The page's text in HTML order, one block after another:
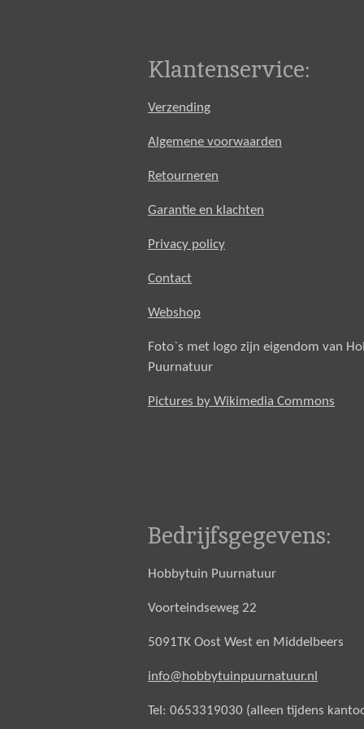
Klantenservice:
Verzending
Algemene voorwaarden
Retourneren
Garantie en klachten
Privacy policy
Contact
Webshop
Foto`s met logo zijn eigendom van
Puurnatuur
Pictures by Wikimedia Commons
Bedrijfsgegevens:
Hobbytuin Puurnatuur
Voorteindseweg 22
5091TK Oost West en Middelbeers
info@hobbytuinpuurnatuur.nl
Tel: 0653319030 (alleen tijdens